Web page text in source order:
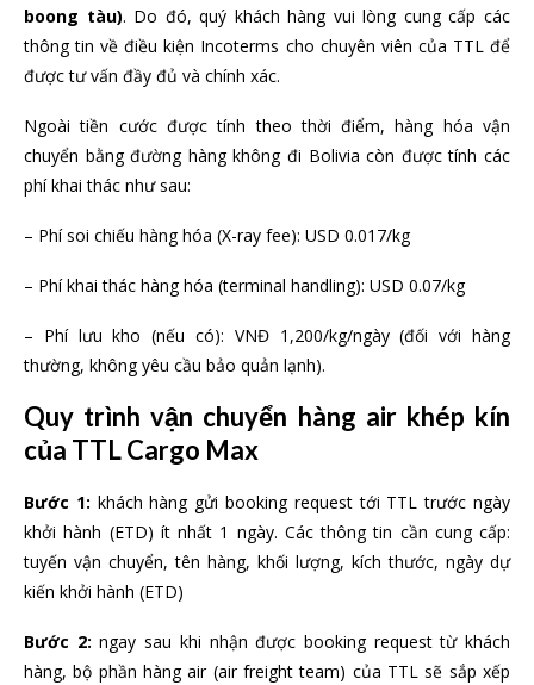
boong tàu). Do đó, quý khách hàng vui lòng cung cấp các
thông tin về điều kiện Incoterms cho chuyên viên của TTL để
được tư vấn đầy đủ và chính xác.
Ngoài tiền cước được tính theo thời điểm, hàng hóa vận
chuyển bằng đường hàng không đi Bolivia còn được tính các
phí khai thác như sau:
– Phí soi chiếu hàng hóa (X-ray fee): USD 0.017/kg
– Phí khai thác hàng hóa (terminal handling): USD 0.07/kg
– Phí lưu kho (nếu có): VNĐ 1,200/kg/ngày (đối với hàng
thường, không yêu cầu bảo quản lạnh).
Quy trình vận chuyển hàng air khép kín
của TTL Cargo Max
Bước 1: khách hàng gửi booking request tới TTL trước ngày
khởi hành (ETD) ít nhất 1 ngày. Các thông tin cần cung cấp:
tuyến vận chuyển, tên hàng, khối lượng, kích thước, ngày dự
kiến khởi hành (ETD)
Bước 2: ngay sau khi nhận được booking request từ khách
hàng, bộ phần hàng air (air freight team) của TTL sẽ sắp xếp